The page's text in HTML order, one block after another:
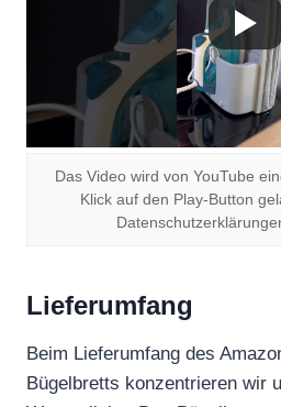
Das Video wird von YouTube
Klick auf den Play-Button
Lieferumfang
Beim Lieferumfang des
Bügelbretts konzentrieren wir